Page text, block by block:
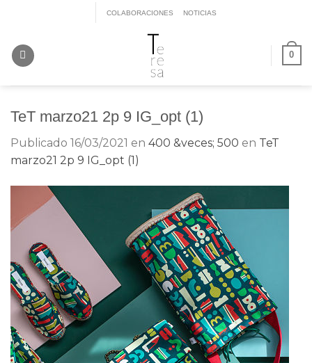
contenido
COLABORACIONES NOTICIAS
0
TeT marzo21 2p 9 IG_opt (1)
Publicado 16/03/2021 en 400 &veces; 500 en TeT
marzo21 2p 9 IG_opt (1)